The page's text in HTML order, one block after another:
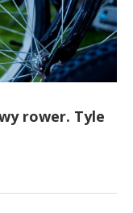
rower. Tyle